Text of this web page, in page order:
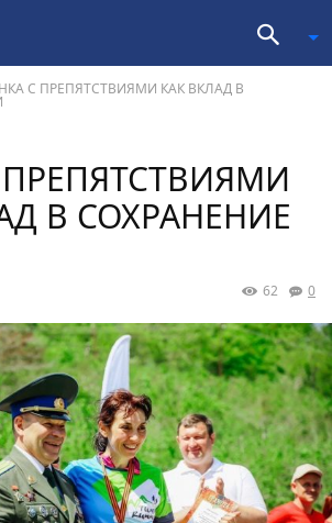
С ПРЕПЯТСТВИЯМИ КАК ВКЛАД В
В СОХРАНЕНИЕ
0
62